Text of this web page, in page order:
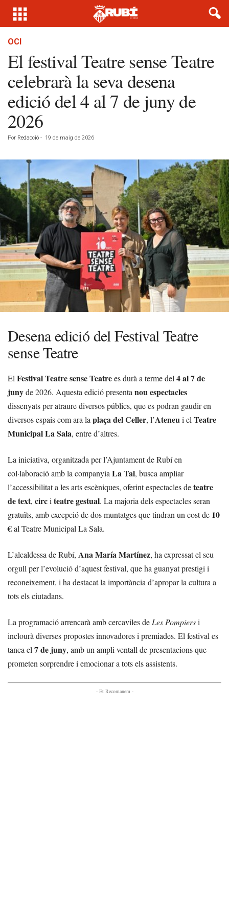
OCI
El festival Teatre sense Teatre
celebrarà la seva desena
edició del 4 al 7 de juny de
2026
Por Redacció - 19 de maig de 2026
Desena edició del Festival Teatre
sense Teatre
El Festival Teatre sense Teatrees durà a terme del 4 al 7 de
junyde 2026. Aquesta edició presenta nou espectacles
dissenyats per atraure diversos públics, que es podran gaudir en
diversos espais com ara la plaça del Celler, l’Ateneui el Teatre
Municipal La Sala, entre d’altres.
La iniciativa, organitzada per l’Ajuntament de Rubí en
col·laboració amb la companyia La Tal, busca ampliar
l’accessibilitat a les arts escèniques, oferint espectacles deteatre
de text, circi teatre gestual. La majoria dels espectacles seran
gratuïts, amb excepció de dos muntatges que tindran un cost de 10
€al Teatre Municipal La Sala.
L’alcaldessa de Rubí, Ana María Martínez, ha expressat el seu
orgull per l’evolució d’aquest festival, que ha guanyat prestigi i
reconeixement, i ha destacat la importància d’apropar la cultura a
tots els ciutadans.
La programació arrencarà amb cercaviles de Les Pompiersi
inclourà diverses propostes innovadores i premiades. El festival es
tanca el 7 de juny, amb un ampli ventall de presentacions que
prometen sorprendre i emocionar a tots els assistents.
- Et Recomanem -